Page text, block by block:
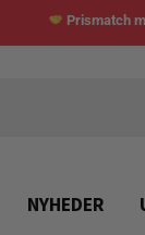
Prismatch
NYHEDER